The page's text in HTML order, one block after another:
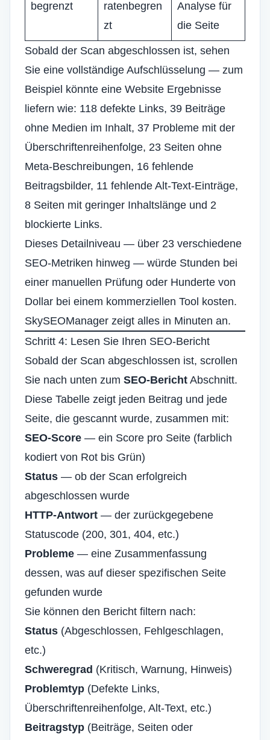
begrenzt
ratenbegren
zt
Analyse für
die Seite
Sobald der Scan abgeschlossen ist, sehen
Sie eine vollständige Aufschlüsselung — zum
Beispiel könnte eine Website Ergebnisse
liefern wie: 118 defekte Links, 39 Beiträge
ohne Medien im Inhalt, 37 Probleme mit der
Überschriftenreihenfolge, 23 Seiten ohne
Meta-Beschreibungen, 16 fehlende
Beitragsbilder, 11 fehlende Alt-Text-Einträge,
8 Seiten mit geringer Inhaltslänge und 2
blockierte Links.
Dieses Detailniveau — über 23 verschiedene
SEO-Metriken hinweg — würde Stunden bei
einer manuellen Prüfung oder Hunderte von
Dollar bei einem kommerziellen Tool kosten.
SkySEOManager zeigt alles in Minuten an.
Schritt 4: Lesen Sie Ihren SEO-Bericht
Sobald der Scan abgeschlossen ist, scrollen
Sie nach unten zum SEO-Bericht Abschnitt.
Diese Tabelle zeigt jeden Beitrag und jede
Seite, die gescannt wurde, zusammen mit:
SEO-Score — ein Score pro Seite (farblich
kodiert von Rot bis Grün)
Status — ob der Scan erfolgreich
abgeschlossen wurde
HTTP-Antwort — der zurückgegebene
Statuscode (200, 301, 404, etc.)
Probleme — eine Zusammenfassung
dessen, was auf dieser spezifischen Seite
gefunden wurde
Sie können den Bericht filtern nach:
Status (Abgeschlossen, Fehlgeschlagen,
etc.)
Schweregrad (Kritisch, Warnung, Hinweis)
Problemtyp (Defekte Links,
Überschriftenreihenfolge, Alt-Text, etc.)
Beitragstyp (Beiträge, Seiten oder